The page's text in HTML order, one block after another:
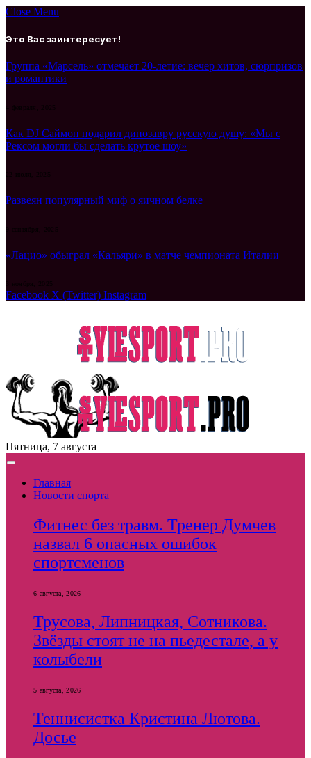
Close Menu
Это Вас заинтересует!
Группа «Марсель» отмечает 20-летие: вечер хитов, сюрпризов
и романтики
4 февраля, 2025
Как DJ Саймон подарил динозавру русскую душу: «Мы с
Рексом могли бы сделать крутое шоу»
Развеян популярный миф о яичном белке
«Лацио» обыграл «Кальяри» в матче чемпионата Италии
Facebook X (Twitter) Instagram
Пятница, 7 августа
Главная
Новости спорта
Фитнес без травм. Тренер Думчев
назвал 6 опасных ошибок
спортсменов
6 августа, 2026
Трусова, Липницкая, Сотникова.
Звёзды стоят не на пьедестале, а у
колыбели
5 августа, 2026
Теннисистка Кристина Лютова.
Досье